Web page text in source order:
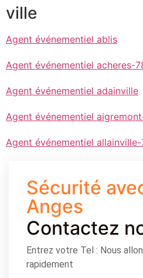
ville
Agent événementiel ablis
Agent événementiel acheres-
Agent événementiel adainville
Agent événementiel
Agent événementiel allainville-
Sécurité
Anges
Contactez
Entrez votre Tel : Nous
rapidement